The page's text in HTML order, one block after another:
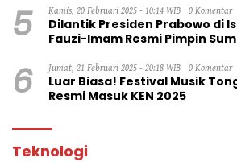
5 Kamis, 20 Februari 2025 - 10:14 WIB 0 Komentar
Dilantik Presiden Prabowo di
Fauzi-Imam Resmi Pimpin
6 Jumat, 21 Februari 2025 - 20:18 WIB 0 Komentar
Luar Biasa! Festival Musik
Resmi Masuk KEN 2025
Teknologi